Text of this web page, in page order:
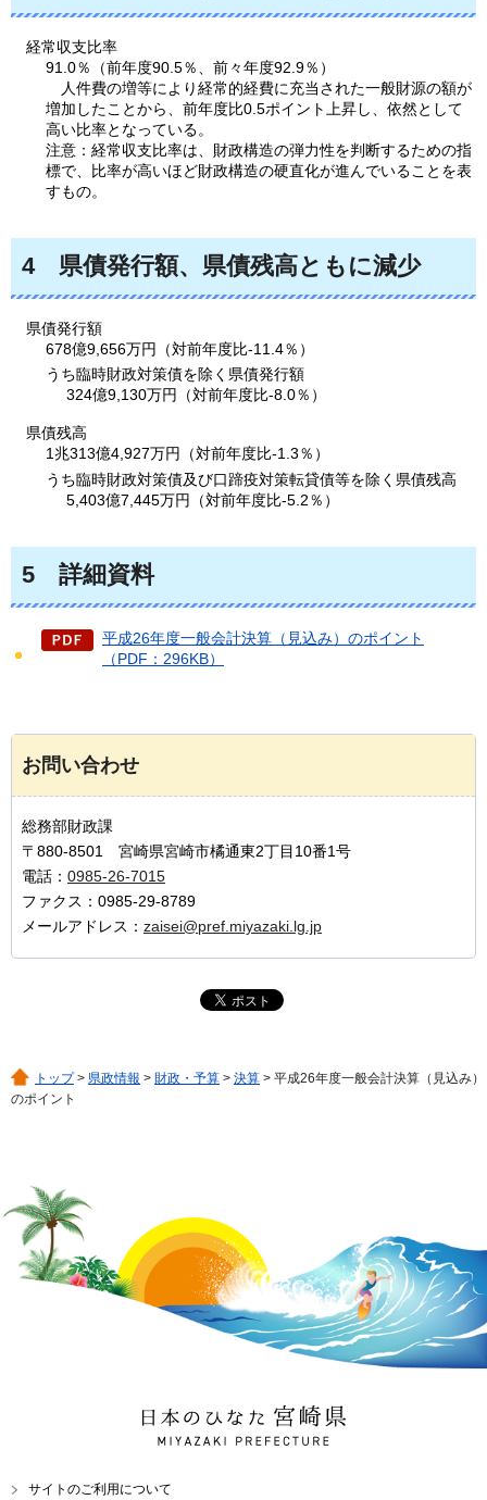
経常収支比率
91.0％（前年度90.5％、前々年度92.9％）
人件費の増等により経常的経費に充当された一般財源の額が
増加したことから、前年度比0.5ポイント上昇し、依然として
高い比率となっている。
注意：経常収支比率は、財政構造の弾力性を判断するための指
標で、比率が高いほど財政構造の硬直化が進んでいることを表
すもの。
4 県債発行額、 県債残高ともに減少
県債発行額
678億9,656万円（対前年度比-11.4％）
うち臨時財政対策債を除く県債発行額
324億9,130万円（対前年度比-8.0％）
県債残高
1兆313億4,927万円（対前年度比-1.3％）
うち臨時財政対策債及び口蹄疫対策転貸債等を除く県債残高
5,403億7,445万円（対前年度比-5.2％）
5 詳細資料
平成26年度一般会計決算（見込み）のポイント
（PDF：296KB）
お問い合わせ
総務部財政課
〒880-8501 宮崎県宮崎市橘通東2丁目10番1号
電話： 0985-26-7015
ファクス：0985-29-8789
メールアドレス： zaisei@pref.miyazaki.lg.jp
トップ> 県政情報 > 財政・予算 > 決算 > 平成26年度一般会計決算（見込み）
のポイント
日本のひなた 宮崎県
MIYAZAKI PREFECTURE
サイトのご利用について